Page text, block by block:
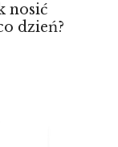
nosić
dzień?